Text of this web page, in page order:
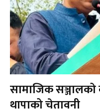
सामाजिक
थापाको चेतावनी